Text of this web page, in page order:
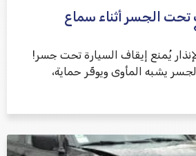
שלח משוב
الجسر أثناء سماع
يُمنع إيقاف السيارة تحت جسر!
يشبه المأوى ويوفّر حماية،